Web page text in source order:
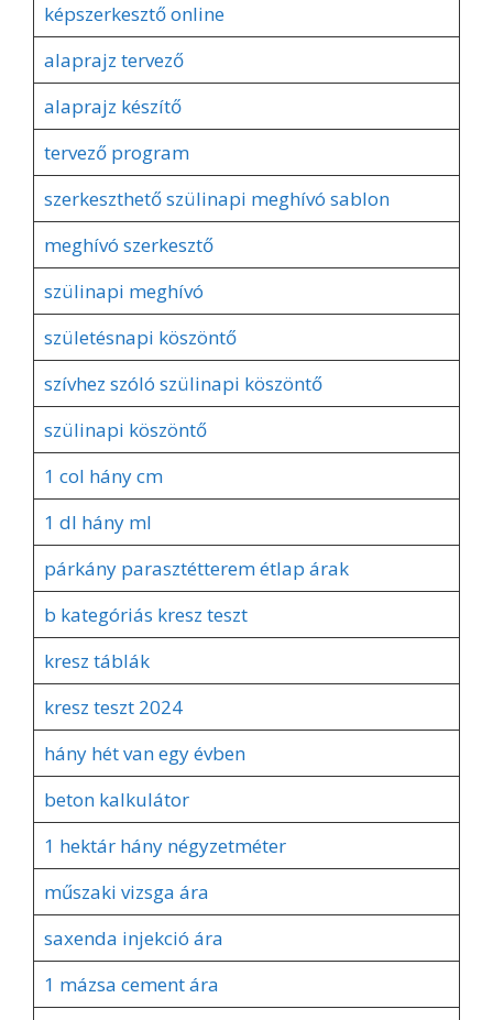
képszerkesztő online
alaprajz tervező
alaprajz készítő
tervező program
szerkeszthető szülinapi meghívó sablon
meghívó szerkesztő
szülinapi meghívó
születésnapi köszöntő
szívhez szóló szülinapi köszöntő
szülinapi köszöntő
1 col hány cm
1 dl hány ml
párkány parasztétterem étlap árak
b kategóriás kresz teszt
kresz táblák
kresz teszt 2024
hány hét van egy évben
beton kalkulátor
1 hektár hány négyzetméter
műszaki vizsga ára
saxenda injekció ára
1 mázsa cement ára